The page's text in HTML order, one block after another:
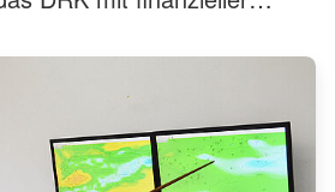
zwei
entstanden. Ein Einblick
Protokolls“, dem